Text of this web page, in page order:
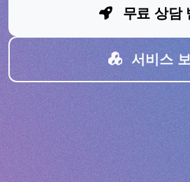
무료 상담
서비스